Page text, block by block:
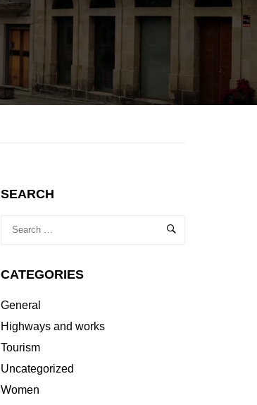
SEARCH
CATEGORIES
General
Highways and works
Tourism
Uncategorized
Women